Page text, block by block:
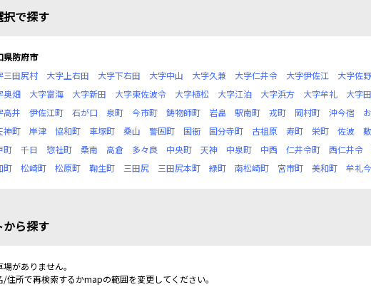
択で探す
県防府市
三田尻村
大字上右田 大字下右田 大字中山 大字久兼 大字仁井令 大字伊佐江 大字佐野
奥畑
大字富海 大字新田 大字東佐波令 大字植松 大字江泊 大字浜方 大字牟礼 大字
高井
伊佐江町 石が口 泉町 今市町 鋳物師町 岩畠 駅南町 戎町 岡村町 沖今宿
神町
岸津 協和町 車塚町 桑山 警固町 国衙 国分寺町 古祖原 寿町 栄町 佐波
町
千日 惣社町 桑南 高倉 多々良 中央町 天神 中泉町 中西 仁井令町 西仁井令
町
松崎町 松原町 鞠生町 三田尻 三田尻本町 緑町 南松崎町 宮市町 美和町 牟礼
から探す
場がありません。
/住所で再検索するかmapの範囲を変更してください。